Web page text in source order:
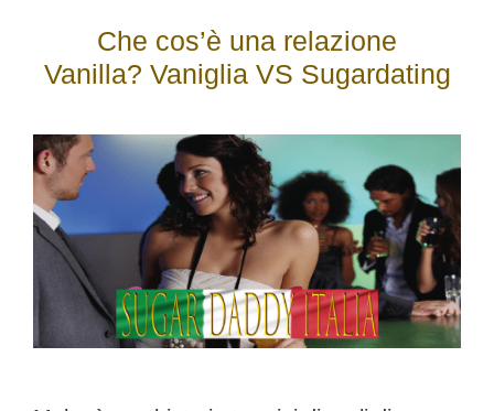
Che cos’è una relazione
Vanilla? Vaniglia VS Sugardating